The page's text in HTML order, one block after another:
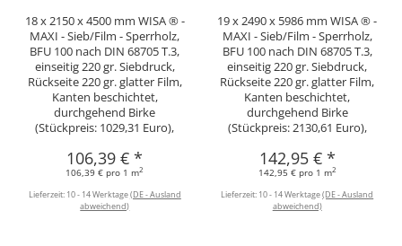
18 x 2150 x 4500 mm WISA ® -
MAXI - Sieb/Film - Sperrholz,
BFU 100 nach DIN 68705 T.3,
einseitig 220 gr. Siebdruck,
Rückseite 220 gr. glatter Film,
Kanten beschichtet,
durchgehend Birke
(Stückpreis: 1029,31 Euro),
106,39 €*
106,39 € pro 1 m2
Lieferzeit: 10 - 14 Werktage(DE - Ausland
abweichend)
19 x 2490 x 5986 mm WISA ® -
MAXI - Sieb/Film - Sperrholz,
BFU 100 nach DIN 68705 T.3,
einseitig 220 gr. Siebdruck,
Rückseite 220 gr. glatter Film,
Kanten beschichtet,
durchgehend Birke
(Stückpreis: 2130,61 Euro),
142,95 € *
142,95 € pro 1 m2
Lieferzeit: 10 - 14 Werktage(DE - Ausland
abweichend)